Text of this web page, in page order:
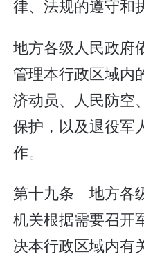
律、法规的遵守和
地方各级人民政府
管理本行政区域内
济动员、人民防空
保护，以及退役军
作。
第十九条 地方各
机关根据需要召开
决本行政区域内有